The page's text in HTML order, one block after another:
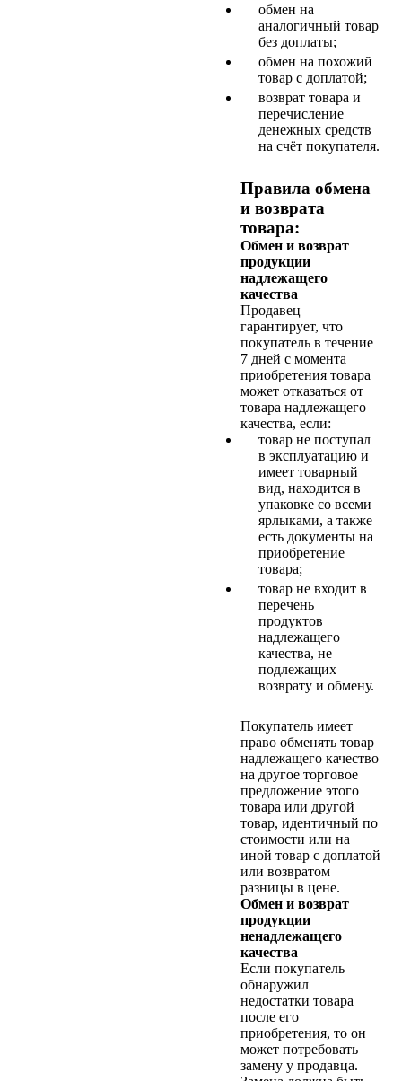
обмен на
аналогичный товар
без доплаты;
обмен на похожий
товар с доплатой;
возврат товара и
перечисление
денежных средств
на счёт покупателя.
Правила обмена
и возврата
товара:
Обмен и возврат
продукции
надлежащего
качества
Продавец
гарантирует, что
покупатель в течение
7 дней с момента
приобретения товара
может отказаться от
товара надлежащего
качества, если:
товар не поступал
в эксплуатацию и
имеет товарный
вид, находится в
упаковке со всеми
ярлыками, а также
есть документы на
приобретение
товара;
товар не входит в
перечень
продуктов
надлежащего
качества, не
подлежащих
возврату и обмену.
Покупатель имеет
право обменять товар
надлежащего качество
на другое торговое
предложение этого
товара или другой
товар, идентичный по
стоимости или на
иной товар с доплатой
или возвратом
разницы в цене.
Обмен и возврат
продукции
ненадлежащего
качества
Если покупатель
обнаружил
недостатки товара
после его
приобретения, то он
может потребовать
замену у продавца.